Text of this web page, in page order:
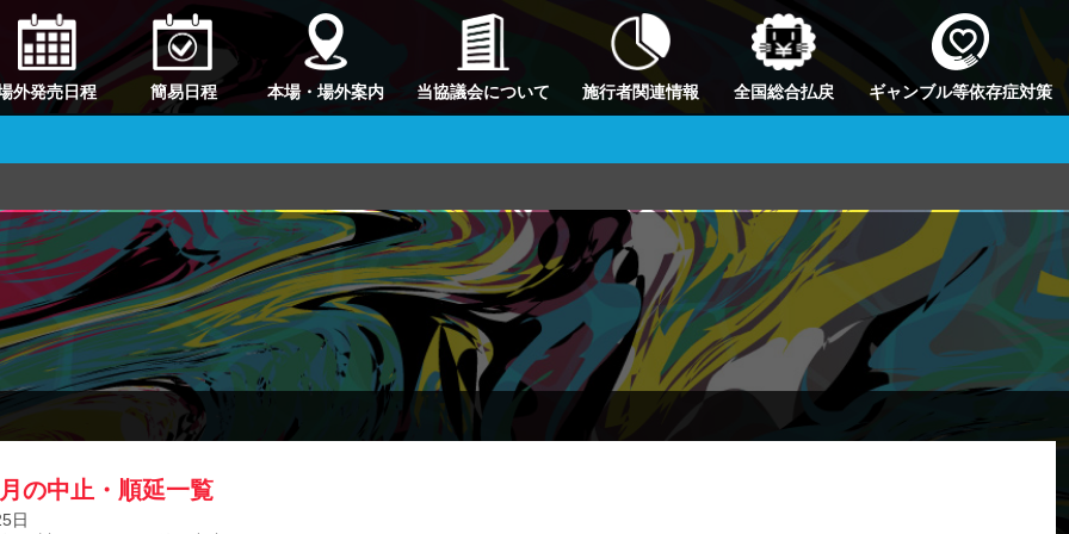
外発売日程 簡易日程 本場・場外案内 当協議会について 施行者関連情報 全国総合払戻 ギャンブル等依存症対策
の中止・順延一覧
日